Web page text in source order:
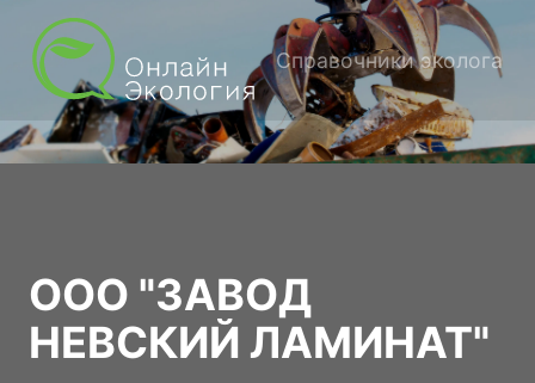
Справочники эколога
ООО "ЗАВОД
НЕВСКИЙ ЛАМИНАТ"